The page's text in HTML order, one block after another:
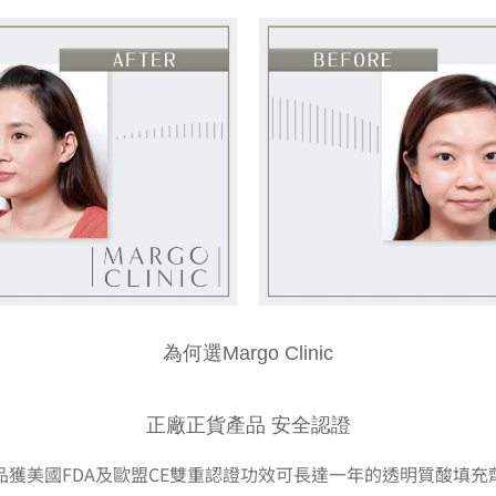
為何選Margo Clinic
正廠正貨產品 安全認證
獲美國FDA及歐盟CE雙重認證功效可長達一年的透明質酸填充